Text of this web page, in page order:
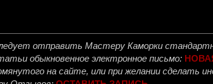
отправить Мастеру Каморки
обыкновенное электронное письмо:
на сайте, или при желании